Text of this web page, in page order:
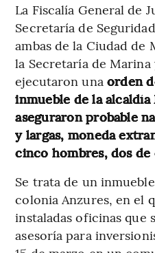
La Fiscalía General de
Secretaría de
ambas de la Ciudad de
la Secretaría de
ejecutaron una orden
inmueble de la
aseguraron probable
y largas, moneda
cinco hombres, dos
Se trata de un
colonia Anzures, en el
instaladas oficinas que
asesoría para